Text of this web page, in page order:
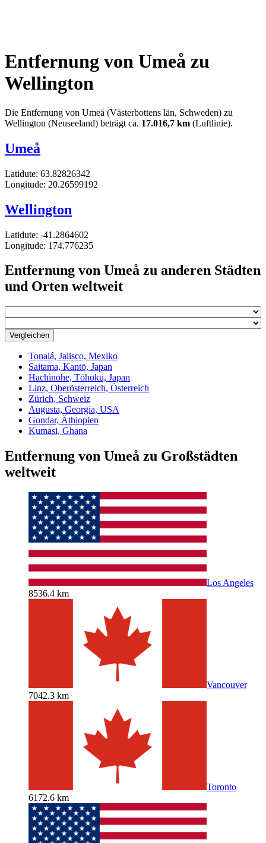
Entfernung von Umeå zu
Wellington
Die Entfernung von Umeå (Västerbottens län, Schweden) zu
Wellington (Neuseeland) beträgt ca. 17.016,7 km (Luftlinie).
Umeå
Latidute: 63.82826342
Longitude: 20.26599192
Wellington
Latidute: -41.2864602
Longitude: 174.776235
Entfernung von Umeå zu anderen Städten
und Orten weltweit
Vergleichen
Tonalá, Jalisco, Mexiko
Saitama, Kantō, Japan
Hachinohe, Tōhoku, Japan
Linz, Ober­österreich, Österreich
Zürich, Schweiz
Augusta, Georgia, USA
Gondar, Äthiopien
Kumasi, Ghana
Entfernung von Umeå zu Großstädten
weltweit
Los Angeles
8536.4 km
Vancouver
7042.3 km
Toronto
6172.6 km